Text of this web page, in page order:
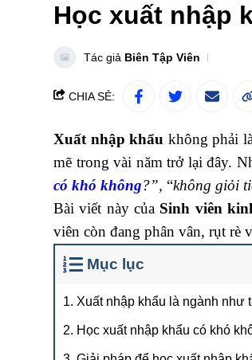
Học xuất nhập
Tác giả Biên Tập Viên
CHIA SẺ:
Xuất nhập khẩu không phải
mẽ trong vài năm trở lại đây.
có khó không?”, “không giỏi
Bài viết này của Sinh viên
viên còn đang phân vân, rụt rè
Mục lục
1. Xuất nhập khẩu là ngành như
2. Học xuất nhập khẩu có khó